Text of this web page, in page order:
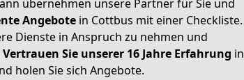
übernehmen unsere Partner für Sie und
Angebote in Cottbus mit einer Checkliste.
Dienste in Anspruch zu nehmen und
Vertrauen Sie unserer 16 Jahre Erfahrung in
holen Sie sich Angebote.